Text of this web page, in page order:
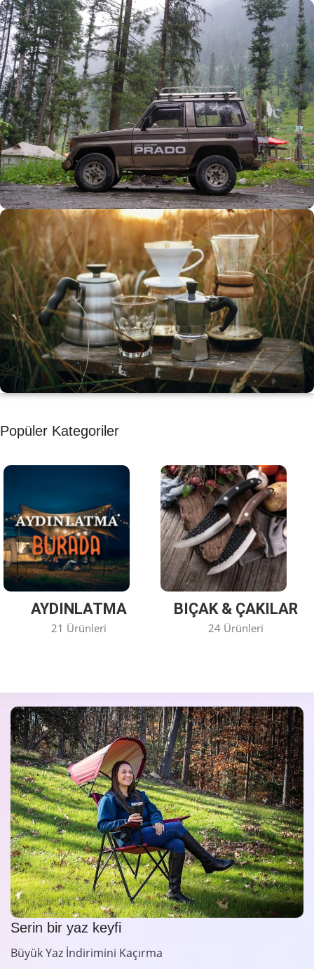
Büyük Yaz İndirimi
0
Günler
00
Hr
00
Min
00
SSK
Alışverişe Başla
ARAÇ AKSESUARLARI
SATIŞ VE MONTAJ
Keşfet
KAHVE KEYFİ
Kahvemizi Denediniz mi ?
Keşfet
Popüler Kategoriler
AYDINLATMA
21 Ürünleri
BIÇAK & ÇAKILAR
24 Ürünleri
Serin bir yaz keyfi
Büyük Yaz İndirimini Kaçırma